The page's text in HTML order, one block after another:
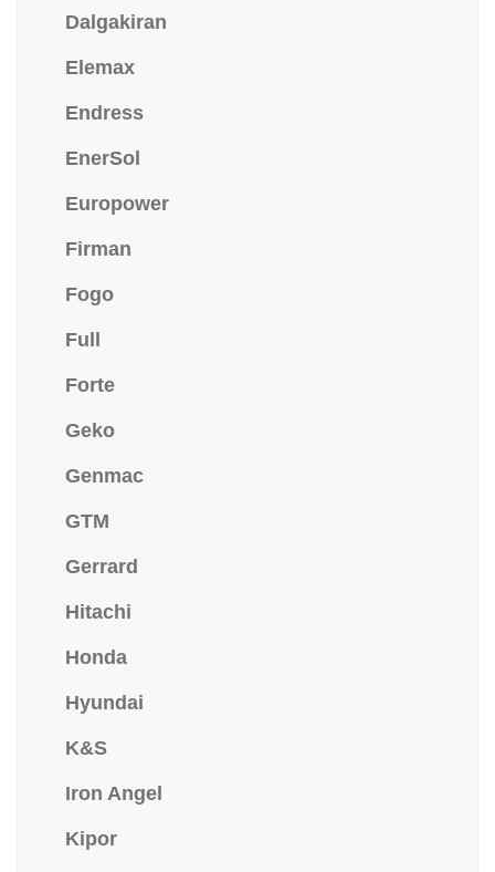
Dalgakiran
Elemax
Endress
EnerSol
Europower
Firman
Fogo
Full
Forte
Geko
Genmac
GTM
Gerrard
Hitachi
Honda
Hyundai
K&S
Iron Angel
Kipor